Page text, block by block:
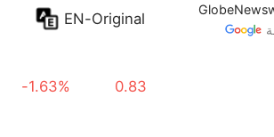
EN-Original
0.83
-1.63%